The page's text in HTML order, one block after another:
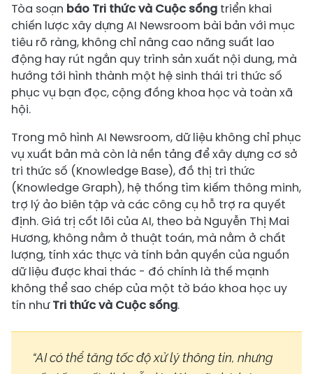
Tòa soạn báo Tri thức và Cuộc sống triển khai
chiến lược xây dựng AI Newsroom bài bản với mục
tiêu rõ ràng, không chỉ nâng cao năng suất lao
động hay rút ngắn quy trình sản xuất nội dung, mà
hướng tới hình thành một hệ sinh thái tri thức số
phục vụ bạn đọc, cộng đồng khoa học và toàn xã
hội.
Trong mô hình AI Newsroom, dữ liệu không chỉ phục
vụ xuất bản mà còn là nền tảng để xây dựng cơ sở
tri thức số (Knowledge Base), đồ thị tri thức
(Knowledge Graph), hệ thống tìm kiếm thông minh,
trợ lý ảo biên tập và các công cụ hỗ trợ ra quyết
định. Giá trị cốt lõi của AI, theo bà Nguyễn Thị Mai
Hương, không nằm ở thuật toán, mà nằm ở chất
lượng, tính xác thực và tính bản quyền của nguồn
dữ liệu được khai thác - đó chính là thế mạnh
không thể sao chép của một tờ báo khoa học uy
tín nhưTri thức và Cuộc sống.
“AI có thể tăng tốc độ xử lý thông tin, nhưng